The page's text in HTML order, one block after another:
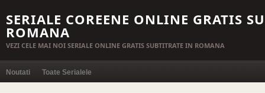
SERIALE COREENE ONLINE GRATIS
ROMANA
VEZI CELE MAI NOI SERIALE ONLINE GRATIS SUBTITRATE IN ROMANA
Noutati Toate Serialele